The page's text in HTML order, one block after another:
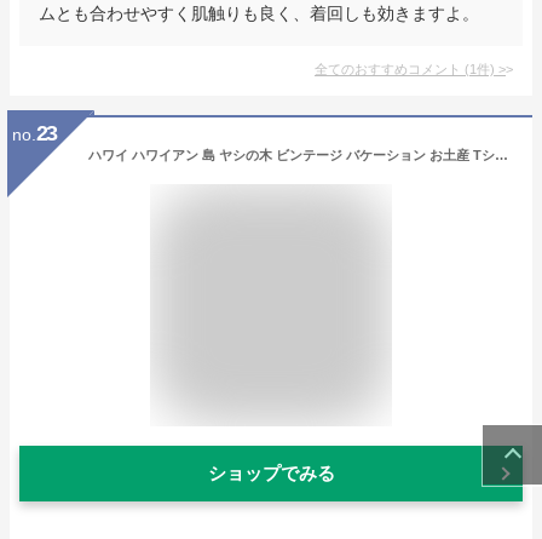
ムとも合わせやすく肌触りも良く、着回しも効きますよ。
全てのおすすめコメント (1件) >
no. 23
ハワイ ハワイアン 島 ヤシの木 ビンテージ バケーション お土産 Tシャツ
ショップでみる